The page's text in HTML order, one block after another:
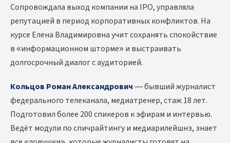
Сопровождала выход компании на IPO, управляла
репутацией в период корпоративных конфликтов. На
курсе Елена Владимировна учит сохранять спокойствие
в «информационном шторме» и выстраивать
долгосрочный диалог с аудиторией.
Кольцов Роман Александрович— бывший журналист
федерального телеканала, медиатренер, стаж 18 лет.
Подготовил более 200 спикеров к эфирам и интервью.
Ведёт модули по спичрайтингу и медиарилейшнз, знает